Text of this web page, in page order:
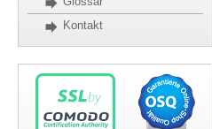
Kontakt